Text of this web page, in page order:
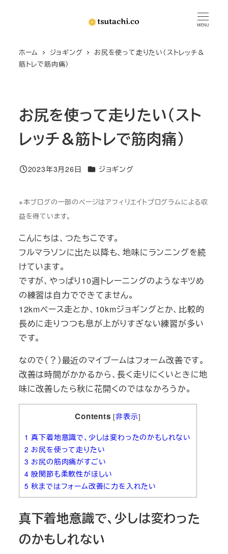
MENU
ホーム ジョギング
お尻を使って走りたい（ストレッチ＆
筋トレで筋肉痛）
お尻を使って走りたい（スト
レッチ＆筋トレで筋肉痛）
投稿日
2023年3月26日 カテゴリー
ジョギング
※本ブログの一部のページはアフィリエイトプログラムによる収
益を得ています。
こんにちは、つたちこです。
フルマラソンに出た以降も、地味にランニングを続
けています。
ですが、やっぱり10週トレーニングのようなキツめ
の練習は自力でできてません。
12kmペース走とか、10kmジョギングとか、比較的
長めに走りつつも息が上がりすぎない練習が多い
です。
なので（？）最近のマイブームはフォーム改善です。
改善は時間がかかるから、長く走りにくいときに地
味に改善したら秋に花開くのではなかろうか。
Contents [非表示]
1 真下着地意識で、少しは変わったのかもしれない
2 お尻を使って走りたい
3 お尻の筋肉痛がすごい
4 股関節も柔軟性がほしい
5 秋まではフォーム改善に力を入れたい
真下着地意識で、少しは変わった
のかもしれない